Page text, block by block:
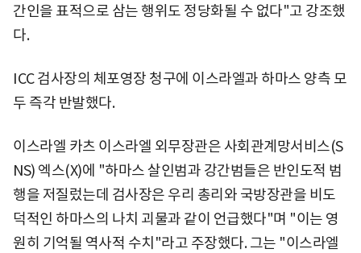
간인을 표적으로 삼는 행위도 정당화될 수 없다"고 강조했
다.
ICC 검사장의 체포영장 청구에 이스라엘과 하마스 양측 모
두 즉각 반발했다.
이스라엘 카츠 이스라엘 외무장관은 사회관계망서비스(S
NS) 엑스(X)에 "하마스 살인범과 강간범들은 반인도적 범
행을 저질렀는데 검사장은 우리 총리와 국방장관을 비도
덕적인 하마스의 나치 괴물과 같이 언급했다"며 "이는 영
원히 기억될 역사적 수치"라고 주장했다. 그는 "이스라엘